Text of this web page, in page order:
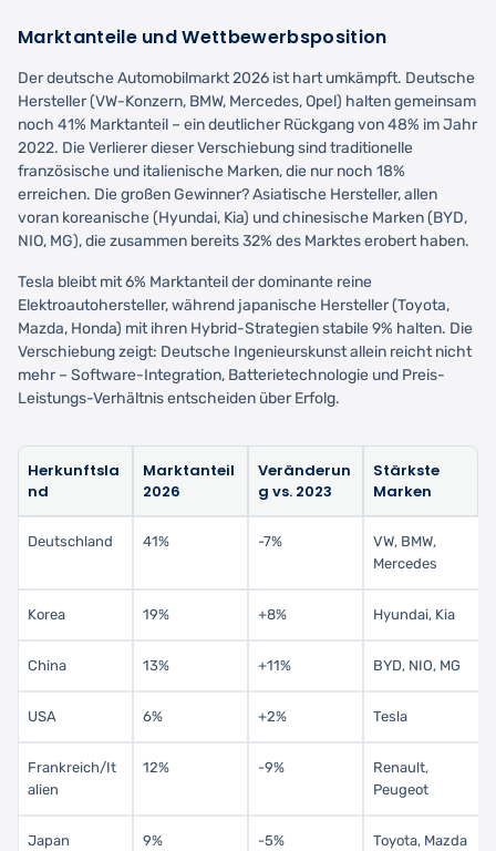
Marktanteile und Wettbewerbsposition
Der deutsche Automobilmarkt 2026 ist hart umkämpft. Deutsche
Hersteller (VW-Konzern, BMW, Mercedes, Opel) halten gemeinsam
noch 41% Marktanteil – ein deutlicher Rückgang von 48% im Jahr
2022. Die Verlierer dieser Verschiebung sind traditionelle
französische und italienische Marken, die nur noch 18%
erreichen. Die großen Gewinner? Asiatische Hersteller, allen
voran koreanische (Hyundai, Kia) und chinesische Marken (BYD,
NIO, MG), die zusammen bereits 32% des Marktes erobert haben.
Tesla bleibt mit 6% Marktanteil der dominante reine
Elektroautohersteller, während japanische Hersteller (Toyota,
Mazda, Honda) mit ihren Hybrid-Strategien stabile 9% halten. Die
Verschiebung zeigt: Deutsche Ingenieurskunst allein reicht nicht
mehr – Software-Integration, Batterietechnologie und Preis-
Leistungs-Verhältnis entscheiden über Erfolg.
Herkunftsla
nd
Marktanteil
2026
Veränderun
g vs. 2023
Stärkste
Marken
Deutschland 41% -7%
VW, BMW,
Mercedes
Korea 19% +8% Hyundai, Kia
China 13% +11% BYD, NIO, MG
USA 6% +2% Tesla
Frankreich/It
alien
12% -9%
Renault,
Peugeot
Japan 9% -5% Toyota, Mazda